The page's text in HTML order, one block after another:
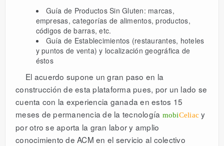
Guía de Productos Sin Gluten: marcas,
empresas, categorías de alimentos, productos,
códigos de barras, etc.
Guía de Establecimientos (restaurantes, hoteles
y puntos de venta) y localización geográfica de
éstos
El acuerdo supone un gran paso en la
construcción de esta plataforma pues, por un lado se
cuenta con la experiencia ganada en estos 15
meses de permanencia de la tecnología mobiCeliac y
por otro se aporta la gran labor y amplio
conocimiento de ACM en el servicio al colectivo